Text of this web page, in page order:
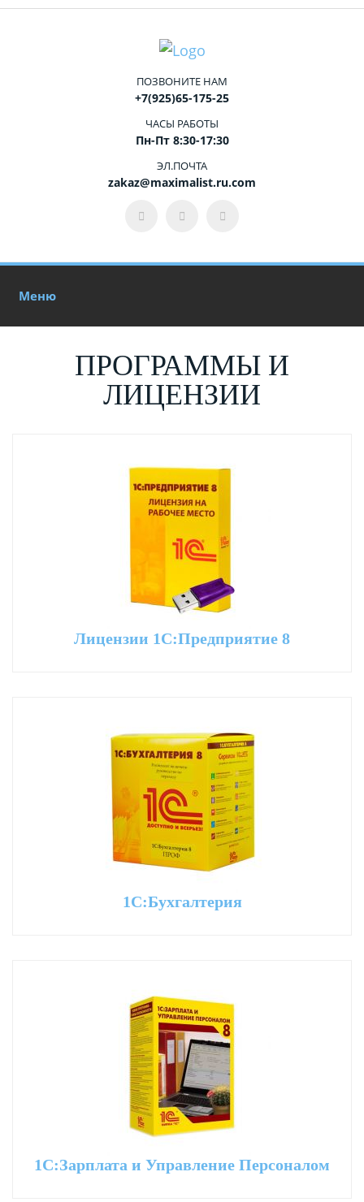
ПОЗВОНИТЕ НАМ
+7(925)65-175-25
ЧАСЫ РАБОТЫ
Пн-Пт 8:30-17:30
ЭЛ.ПОЧТА
zakaz@maximalist.ru.com
Меню
ПРОГРАММЫ И
ЛИЦЕНЗИИ
Лицензии 1С:Предприятие 8
1С:Бухгалтерия
1С:Зарплата и Управление Персоналом